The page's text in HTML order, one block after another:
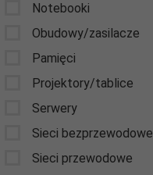
Notebooki
Obudowy/zasilacze
Pamięci
Projektory/tablice
Serwery
Sieci bezprzewodowe
Sieci przewodowe